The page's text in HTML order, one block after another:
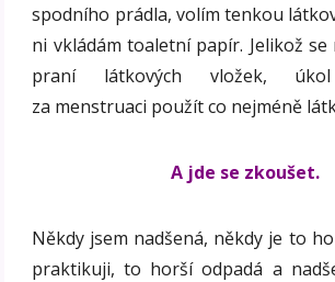
spodního prádla, volím tenkou
ni vkládám toaletní papír. Jelikož se
praní látkových vložek,
za menstruaci použít co nejméně
A jde se zkoušet.
Někdy jsem nadšená, někdy je to
praktikuji, to horší odpadá a